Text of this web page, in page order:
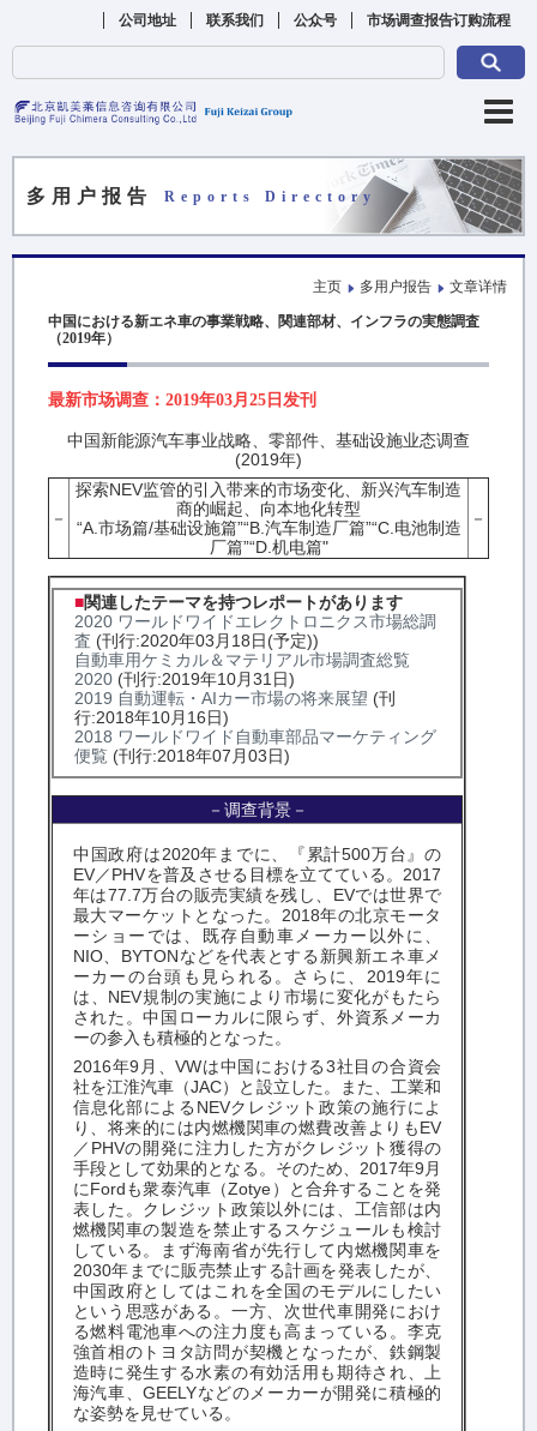
公司地址 联系我们 公众号 市场调查报告订购流程
多用户报告 Reports Directory
主页 多用户报告 文章详情
中国における新エネ車の事業戦略、関連部材、インフラの実態調査
（2019年）
最新市场调查：2019年03月25日发刊
中国新能源汽车事业战略、零部件、基础设施业态调查
(2019年)
－
探索NEV监管的引入带来的市场变化、新兴汽车制造
商的崛起、向本地化转型
“A.市场篇/基础设施篇”“B.汽车制造厂篇”“C.电池制造
厂篇”“D.机电篇"
－
■関連したテーマを持つレポートがあります
2020 ワールドワイドエレクトロニクス市場総調
査 (刊行:2020年03月18日(予定))
自動車用ケミカル＆マテリアル市場調査総覧
2020 (刊行:2019年10月31日)
2019 自動運転・AIカー市場の将来展望 (刊
行:2018年10月16日)
2018 ワールドワイド自動車部品マーケティング
便覧 (刊行:2018年07月03日)
－调查背景－
中国政府は2020年までに、『累計500万台』の
EV／PHVを普及させる目標を立てている。2017
年は77.7万台の販売実績を残し、 EVでは世界で
最大マーケットとなった。 2018年の北京モータ
ーショーでは、既存自動車メーカー以外に、
NIO、 BYTONなどを代表とする新興新エネ車メ
ーカーの台頭も見られる。さらに、 2019年に
は、 NEV規制の実施により市場に変化がもたら
された。中国ローカルに限らず、外資系メーカ
ーの参入も積極的となった。
2016年9 月、VWは中国における3社目の合資会
社を江淮汽車（JAC）と設立した。また、工業和
信息化部による NEVクレジット政策の施行によ
り、将来的には内燃機関車の燃費改善よりもEV
／ PHVの開発に注力した方がクレジット獲得の
手段として効果的となる。そのため、 2017年9月
にFordも衆泰汽車（Zotye）と合弁することを発
表した。クレジット政策以外には、工信部は内
燃機関車の製造を禁止するスケジュールも検討
している。まず海南省が先行して内燃機関車を
2030年までに販売禁止する計画を発表したが、
中国政府としてはこれを全国のモデルにしたい
という思惑がある。一方、次世代車開発におけ
る燃料電池車への注力度も高まっている。李克
強首相のトヨタ訪問が契機となったが、鉄鋼製
造時に発生する水素の有効活用も期待され、上
海汽車、GEELYなどのメーカーが開発に積極的
な姿勢を見せている。